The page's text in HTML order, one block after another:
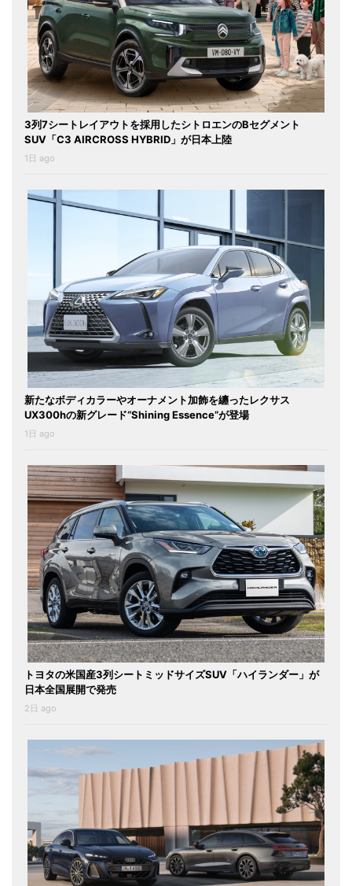
3列7シートレイアウトを採用したシトロエンのBセグメント
SUV「C3 AIRCROSS HYBRID」が日本上陸
1日 ago
新たなボディカラーやオーナメント加飾を纏ったレクサス
UX300hの新グレード“Shining Essence”が登場
1日 ago
トヨタの米国産3列シートミッドサイズSUV「ハイランダー」が
日本全国展開で発売
2日 ago